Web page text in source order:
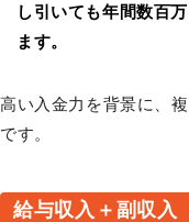
し引いても年間数百
ます。
高い入金力を背景に、
です。
給与収入＋副収入